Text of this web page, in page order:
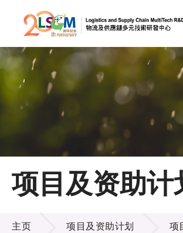
跳到内容（按回车键）
会员登
A A EN
主页
关于LSCM
技术商品化
项目及资助计
项目及资助计划
主页 项目及资助计划 项